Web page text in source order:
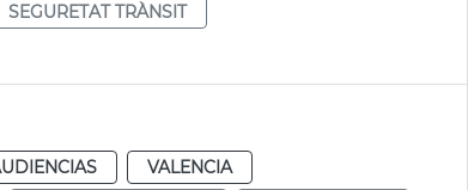
SEGURETAT TRÀNSIT
VALENCIA